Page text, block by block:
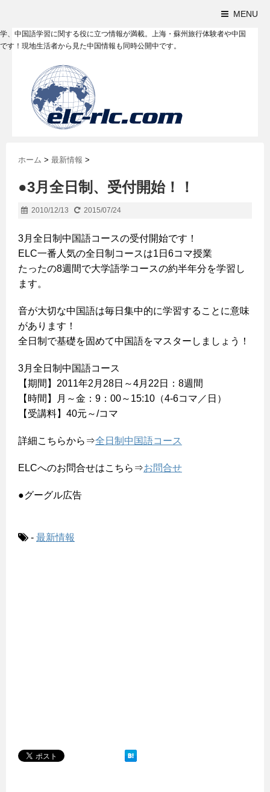
MENU
、中国語学習に関する役に立つ情報が満載。上海・蘇州旅行体験者や中国
す！現地生活者から見た中国情報も同時公開中です。
ホーム > 最新情報 >
●3月全日制、受付開始！！
2010/12/13 2015/07/24
3月全日制中国語コースの受付開始です！
ELC一番人気の全日制コースは1日6コマ授業
たったの8週間で大学語学コースの約半年分を学習し
ます。
音が大切な中国語は毎日集中的に学習することに意味
があります！
全日制で基礎を固めて中国語をマスターしましょう！
3月全日制中国語コース
【期間】2011年2月28日～4月22日：8週間
【時間】月～金：9：00～15:10（4-6コマ／日）
【受講料】40元～/コマ
詳細こちらから⇒全日制中国語コース
ELCへのお問合せはこちら⇒お問合せ
●グーグル広告
- 最新情報